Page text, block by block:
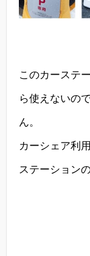
このカーステ
ら使えないの
ん。
カーシェア利
ステーション